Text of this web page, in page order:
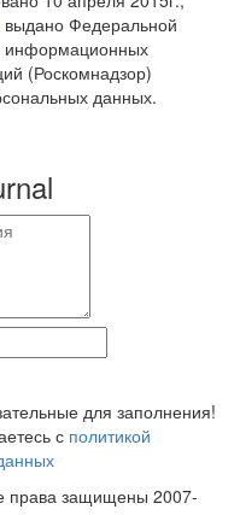
выдано Федеральной
информационных
(Роскомнадзор)
данных.
для заполнения!
с политикой
права защищены 2007-